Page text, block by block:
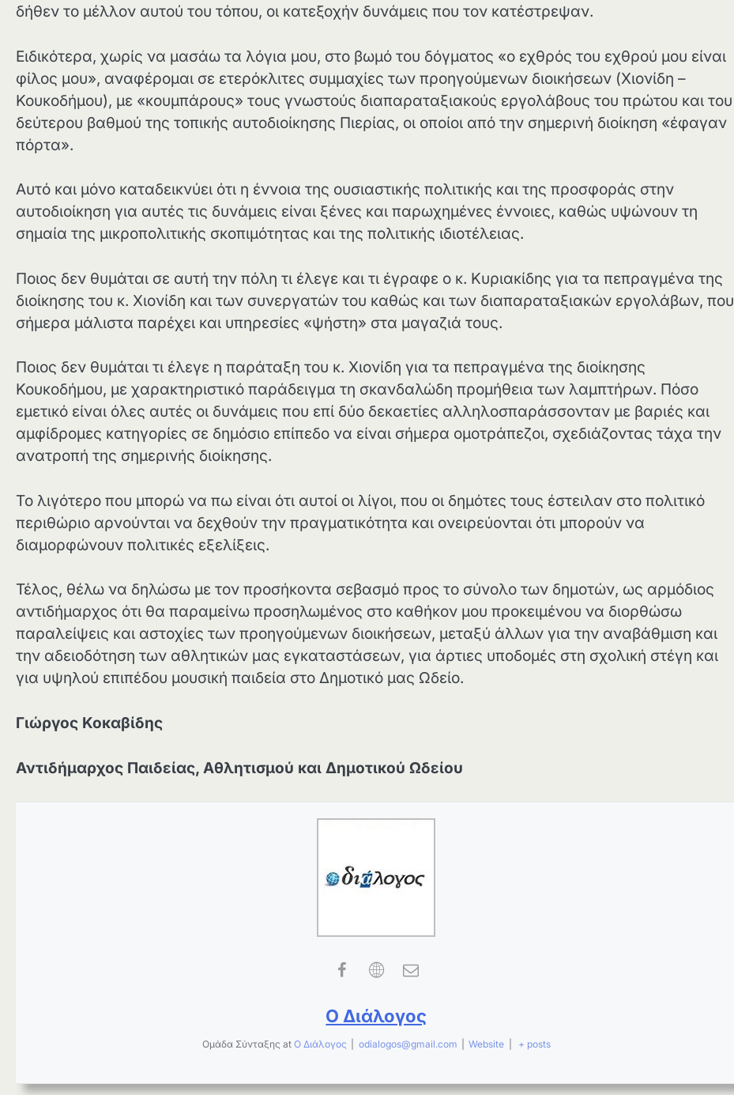
δήθεν το μέλλον αυτού του τόπου, οι κατεξοχήν δυνάμεις που τον κατέστρεψαν.
Ειδικότερα, χωρίς να μασάω τα λόγια μου, στο βωμό του δόγματος «ο εχθρός του εχθρού μου είναι
φίλος μου», αναφέρομαι σε ετερόκλιτες συμμαχίες των προηγούμενων διοικήσεων (Χιονίδη –
Κουκοδήμου), με «κουμπάρους» τους γνωστούς διαπαραταξιακούς εργολάβους του πρώτου και του
δεύτερου βαθμού της τοπικής αυτοδιοίκησης Πιερίας, οι οποίοι από την σημερινή διοίκηση «έφαγαν
πόρτα».
Αυτό και μόνο καταδεικνύει ότι η έννοια της ουσιαστικής πολιτικής και της προσφοράς στην
αυτοδιοίκηση για αυτές τις δυνάμεις είναι ξένες και παρωχημένες έννοιες, καθώς υψώνουν τη
σημαία της μικροπολιτικής σκοπιμότητας και της πολιτικής ιδιοτέλειας.
Ποιος δεν θυμάται σε αυτή την πόλη τι έλεγε και τι έγραφε ο κ. Κυριακίδης για τα πεπραγμένα της
διοίκησης του κ. Χιονίδη και των συνεργατών του καθώς και των διαπαραταξιακών εργολάβων, που
σήμερα μάλιστα παρέχει και υπηρεσίες «ψήστη» στα μαγαζιά τους.
Ποιος δεν θυμάται τι έλεγε η παράταξη του κ. Χιονίδη για τα πεπραγμένα της διοίκησης
Κουκοδήμου, με χαρακτηριστικό παράδειγμα τη σκανδαλώδη προμήθεια των λαμπτήρων. Πόσο
εμετικό είναι όλες αυτές οι δυνάμεις που επί δύο δεκαετίες αλληλοσπαράσσονταν με βαριές και
αμφίδρομες κατηγορίες σε δημόσιο επίπεδο να είναι σήμερα ομοτράπεζοι, σχεδιάζοντας τάχα την
ανατροπή της σημερινής διοίκησης.
Το λιγότερο που μπορώ να πω είναι ότι αυτοί οι λίγοι, που οι δημότες τους έστειλαν στο πολιτικό
περιθώριο αρνούνται να δεχθούν την πραγματικότητα και ονειρεύονται ότι μπορούν να
διαμορφώνουν πολιτικές εξελίξεις.
Τέλος, θέλω να δηλώσω με τον προσήκοντα σεβασμό προς το σύνολο των δημοτών, ως αρμόδιος
αντιδήμαρχος ότι θα παραμείνω προσηλωμένος στο καθήκον μου προκειμένου να διορθώσω
παραλείψεις και αστοχίες των προηγούμενων διοικήσεων, μεταξύ άλλων για την αναβάθμιση και
την αδειοδότηση των αθλητικών μας εγκαταστάσεων, για άρτιες υποδομές στη σχολική στέγη και
για υψηλού επιπέδου μουσική παιδεία στο Δημοτικό μας Ωδείο.
Γιώργος Κοκαβίδης
Αντιδήμαρχος Παιδείας, Αθλητισμού και Δημοτικού Ωδείου
Ο Διάλογος
Ομάδα Σύνταξης at Ο Διάλογος odialogos@gmail.com Website + posts